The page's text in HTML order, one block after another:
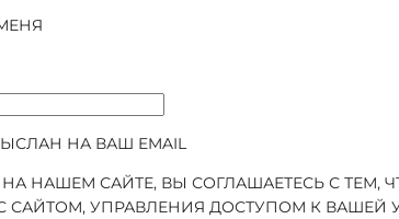
НА ВАШ EMAIL
НА НАШЕМ САЙТЕ, ВЫ СОГЛАШАЕТЕСЬ С
САЙТОМ, УПРАВЛЕНИЯ ДОСТУПОМ К